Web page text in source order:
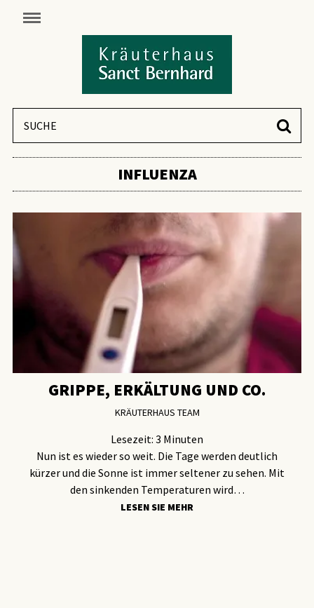
INFLUENZA
GRIPPE, ERKÄLTUNG UND CO.
KRÄUTERHAUS TEAM
Lesezeit: 3 Minuten
Nun ist es wieder so weit. Die Tage werden deutlich
kürzer und die Sonne ist immer seltener zu sehen. Mit
den sinkenden Temperaturen wird…
LESEN SIE MEHR